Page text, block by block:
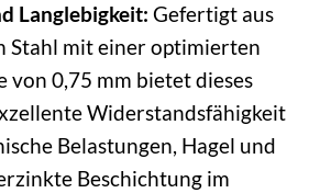
Langlebigkeit: Gefertigt aus
Stahl mit einer optimierten
von 0,75 mm bietet dieses
Widerstandsfähigkeit
Belastungen, Hagel und
Beschichtung im